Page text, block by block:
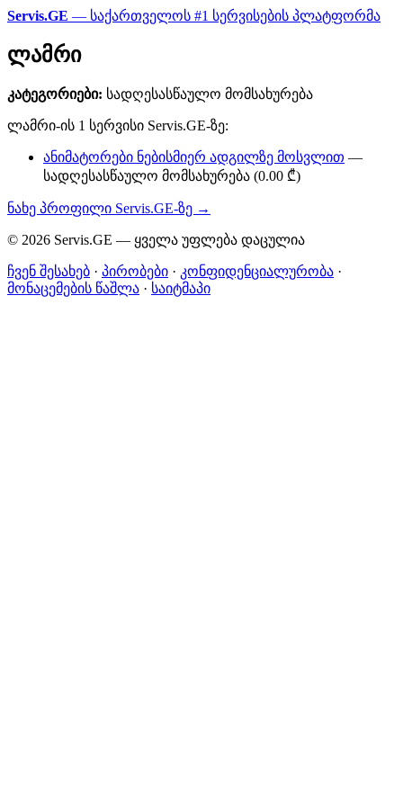
Servis.GE — საქართველოს #1 სერვისების პლატფორმა
ლამრი
კატეგორიები: სადღესასწაულო მომსახურება
ლამრი-ის 1 სერვისი Servis.GE-ზე:
ანიმატორები ნებისმიერ ადგილზე მოსვლით —
სადღესასწაულო მომსახურება (0.00 ₾)
ნახე პროფილი Servis.GE-ზე →
© 2026 Servis.GE — ყველა უფლება დაცულია
ჩვენ შესახებ · პირობები · კონფიდენციალურობა ·
მონაცემების წაშლა · საიტმაპი